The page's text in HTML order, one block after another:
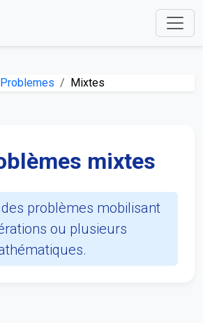
Problemes Mixtes
mixtes
problèmes mobilisant
ou plusieurs